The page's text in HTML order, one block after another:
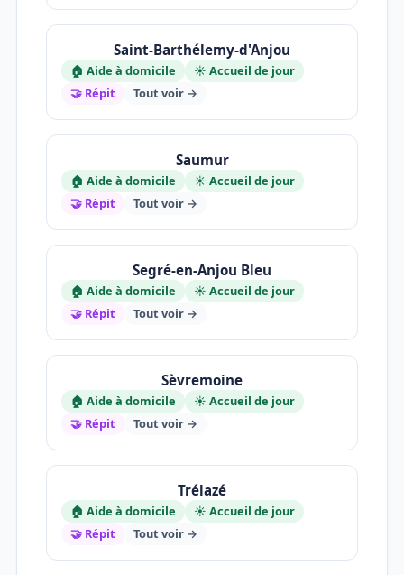
Saint-Barthélemy-d'Anjou
🏠 Aide à domicile
☀️ Accueil de jour
🤝 Répit
Tout voir →
Saumur
🏠 Aide à domicile
☀️ Accueil de jour
🤝 Répit
Tout voir →
Segré-en-Anjou Bleu
🏠 Aide à domicile
☀️ Accueil de jour
🤝 Répit
Tout voir →
Sèvremoine
🏠 Aide à domicile
☀️ Accueil de jour
🤝 Répit
Tout voir →
Trélazé
🏠 Aide à domicile
☀️ Accueil de jour
🤝 Répit
Tout voir →